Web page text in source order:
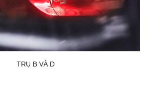
TRỤ B VÀ D